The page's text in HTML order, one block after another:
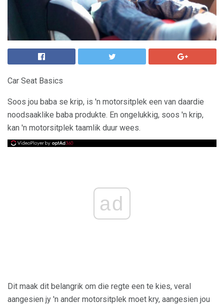
Car Seat Basics
Soos jou baba se krip, is 'n motorsitplek een van daardie
noodsaaklike baba produkte. En ongelukkig, soos 'n krip,
kan 'n motorsitplek taamlik duur wees.
ad
Dit maak dit belangrik om die regte een te kies, veral
aangesien jy 'n ander motorsitplek moet kry, aangesien jou